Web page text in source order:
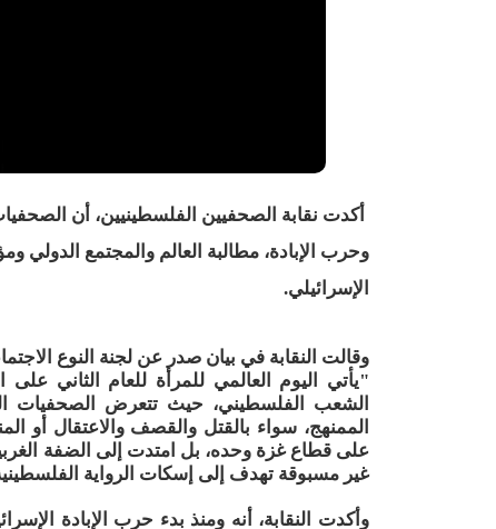
أكدت نقابة الصحفيين الفلسطينيين، أن
وحرب الإبادة، مطالبة العالم والمجتمع الدولي
الإسرائيلي.
وقالت النقابة في بيان صدر عن لجنة النوع
"يأتي اليوم العالمي للمرأة للعام الثاني
الشعب الفلسطيني، حيث تتعرض الصحفيات
الممنهج، سواء بالقتل والقصف والاعتقال أو
على قطاع غزة وحده، بل امتدت إلى الضفة
غير مسبوقة تهدف إلى إسكات الرواية